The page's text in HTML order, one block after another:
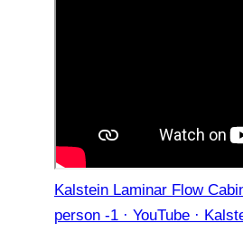
Kalstein Laminar Flow
person -1 · YouTube ·